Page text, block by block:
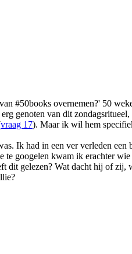
#50books overnemen?' 50
genoten van dit
vraag 17). Maar ik wil hem
Ik had in een ver verleden een
googelen kwam ik erachter
gelezen? Wat dacht hij of